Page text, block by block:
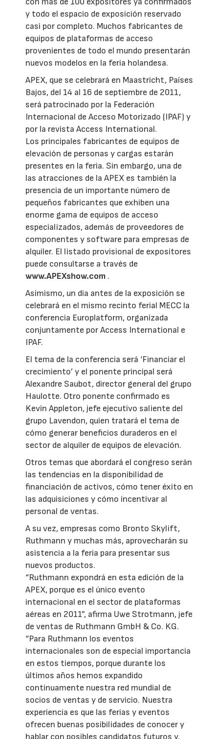
y todo el espacio de exposición reservado
casi por completo. Muchos fabricantes de
equipos de plataformas de acceso
provenientes de todo el mundo presentarán
nuevos modelos en la feria holandesa.
APEX, que se celebrará en Maastricht, Países
Bajos, del 14 al 16 de septiembre de 2011,
será patrocinado por la Federación
Internacional de Acceso Motorizado (IPAF) y
por la revista Access International.
Los principales fabricantes de equipos de
elevación de personas y cargas estarán
presentes en la feria. Sin embargo, una de
las atracciones de la APEX es también la
presencia de un importante número de
pequeños fabricantes que exhiben una
enorme gama de equipos de acceso
especializados, además de proveedores de
componentes y software para empresas de
alquiler. El listado provisional de expositores
puede consultarse a través de
www.APEXshow.com .
Asimismo, un día antes de la exposición se
celebrará en el mismo recinto ferial MECC la
conferencia Europlatform, organizada
conjuntamente por Access International e
IPAF.
El tema de la conferencia será ‘Financiar el
crecimiento’ y el ponente principal será
Alexandre Saubot, director general del grupo
Haulotte. Otro ponente confirmado es
Kevin Appleton, jefe ejecutivo saliente del
grupo Lavendon, quien tratará el tema de
cómo generar beneficios duraderos en el
sector de alquiler de equipos de elevación.
Otros temas que abordará el congreso serán
las tendencias en la disponibilidad de
financiación de activos, cómo tener éxito en
las adquisiciones y cómo incentivar al
personal de ventas.
A su vez, empresas como Bronto Skylift,
Ruthmann y muchas más, aprovecharán su
asistencia a la feria para presentar sus
nuevos productos.
“Ruthmann expondrá en esta edición de la
APEX, porque es el único evento
internacional en el sector de plataformas
aéreas en 2011”, afirma Uwe Strotmann, jefe
de ventas de Ruthmann GmbH & Co. KG.
“Para Ruthmann los eventos
internacionales son de especial importancia
en estos tiempos, porque durante los
últimos años hemos expandido
continuamente nuestra red mundial de
socios de ventas y de servicio. Nuestra
experiencia es que las ferias y eventos
ofrecen buenas posibilidades de conocer y
hablar con posibles candidatos futuros y,